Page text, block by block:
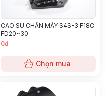
CAO SU CHÂN MÁY S4S-3 F18C
FD20~30
0đ
Chọn mua